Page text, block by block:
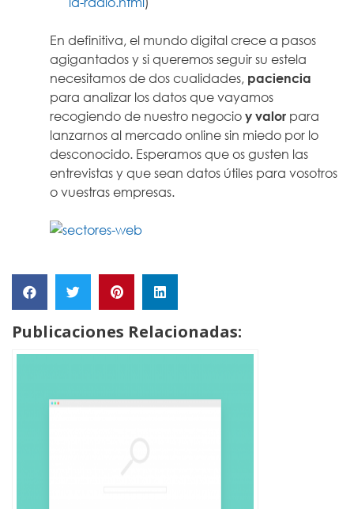
En definitiva, el mundo digital crece a pasos
agigantados y si queremos seguir su estela
necesitamos de dos cualidades, paciencia
para analizar los datos que vayamos
recogiendo de nuestro negocio y valor para
lanzarnos al mercado online sin miedo por lo
desconocido. Esperamos que os gusten las
entrevistas y que sean datos útiles para vosotros
o vuestras empresas.
Publicaciones Relacionadas: